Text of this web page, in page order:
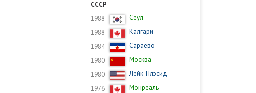
СССР
1988
Сеул
1988
Калгари
1984
Сараево
1980
Москва
1980
Лейк-Плэсид
1976
Монреаль